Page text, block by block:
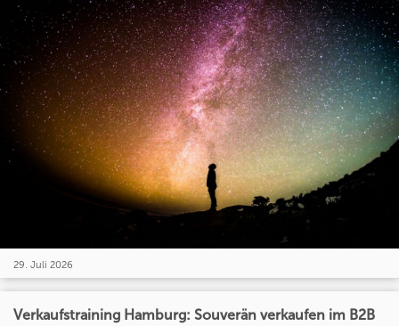
29. Juli 2026
Verkaufstraining Hamburg: Souverän verkaufen im B2B